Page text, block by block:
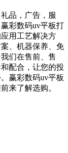
品，广告，服
彩数码uv平板打
用工艺解决方
、机器保养、免
们在售前、售
配合，让您的投
赢彩数码uv平板
来了解选购。